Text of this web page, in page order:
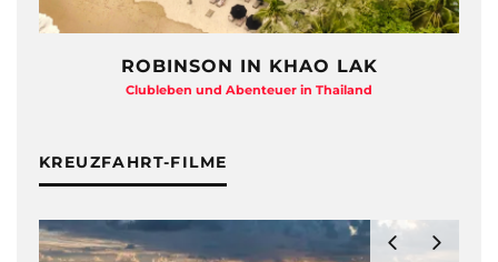
ROBINSON IN KHAO LAK
Clubleben und Abenteuer in Thailand
KREUZFAHRT-FILME